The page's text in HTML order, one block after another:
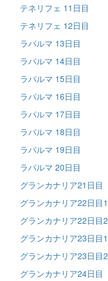
テネリフェ 11日目
テネリフェ 12日目
ラパルマ 13日目
ラパルマ 14日目
ラパルマ 15日目
ラパルマ 16日目
ラパルマ 17日目
ラパルマ 18日目
ラパルマ 19日目
ラパルマ 20日目
グランカナリア21日目
グランカナリア22日目1
グランカナリア22日目2
グランカナリア23日目1
グランカナリア23日目2
グランカナリア24日目